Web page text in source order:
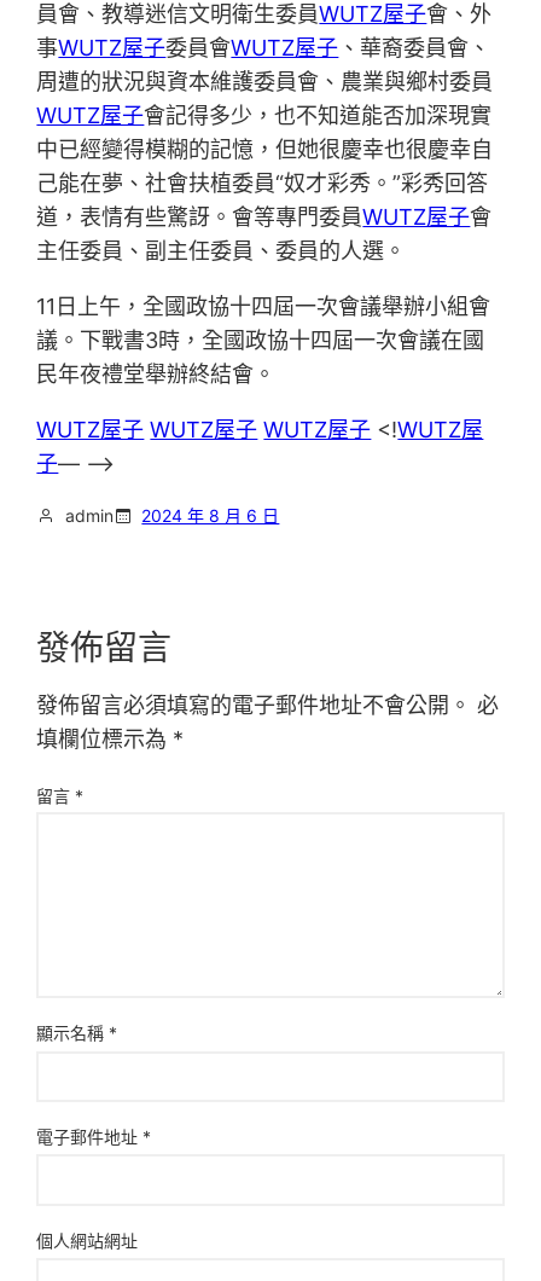
員會、教導迷信文明衛生委員WUTZ屋子會、外
事WUTZ屋子委員會WUTZ屋子 、華裔委員會、
周遭的狀況與資本維護委員會、農業與鄉村委員
WUTZ屋子會記得多少，也不知道能否加深現實
中已經變得模糊的記憶，但她很慶幸也很慶幸自
己能在夢、社會扶植委員“奴才彩秀。”彩秀回答
道，表情有些驚訝。會等專門委員WUTZ屋子會
主任委員、副主任委員、委員的人選。
11日上午，全國政協十四屆一次會議舉辦小組會
議。下戰書3時，全國政協十四屆一次會議在國
民年夜禮堂舉辦終結會。
WUTZ屋子 WUTZ屋子 WUTZ屋子 <!WUTZ屋
子— –>
admin 2024 年 8 月 6 日
發佈留言
發佈留言必須填寫的電子郵件地址不會公開。 必
填欄位標示為 *
留言 *
顯示名稱 *
電子郵件地址 *
個人網站網址